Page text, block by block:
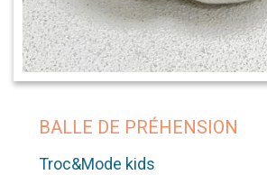
BALLE DE PRÉHENSION
Troc&Mode kids